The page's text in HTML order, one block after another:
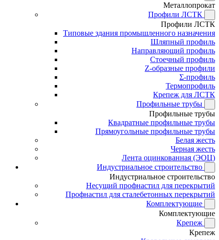
Металлопрокат
Профили ЛСТК
Профили ЛСТК
Типовые здания промышленного назначения
Шляпный профиль
Направляющий профиль
Стоечный профиль
Z-образные профили
Σ-профиль
Термопрофиль
Крепеж для ЛСТК
Профильные трубы
Профильные трубы
Квадратные профильные трубы
Прямоугольные профильные трубы
Белая жесть
Черная жесть
Лента оцинкованная (ЭОЦ)
Индустриальное строительство
Индустриальное строительство
Несущий профнастил для перекрытий
Профнастил для сталебетонных перекрытий
Комплектующие
Комплектующие
Крепеж
Крепеж